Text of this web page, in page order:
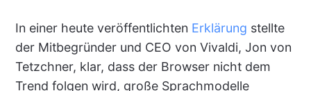
In einer heute veröffentlichten Erklärung stellte
der Mitbegründer und CEO von Vivaldi, Jon von
Tetzchner, klar, dass der Browser nicht dem
Trend folgen wird, große Sprachmodelle